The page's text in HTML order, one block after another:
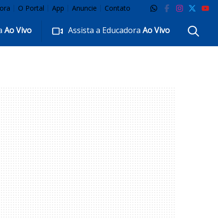
O Portal App Anuncie Contato
Ao Vivo Assista a EducadoraAo Vivo